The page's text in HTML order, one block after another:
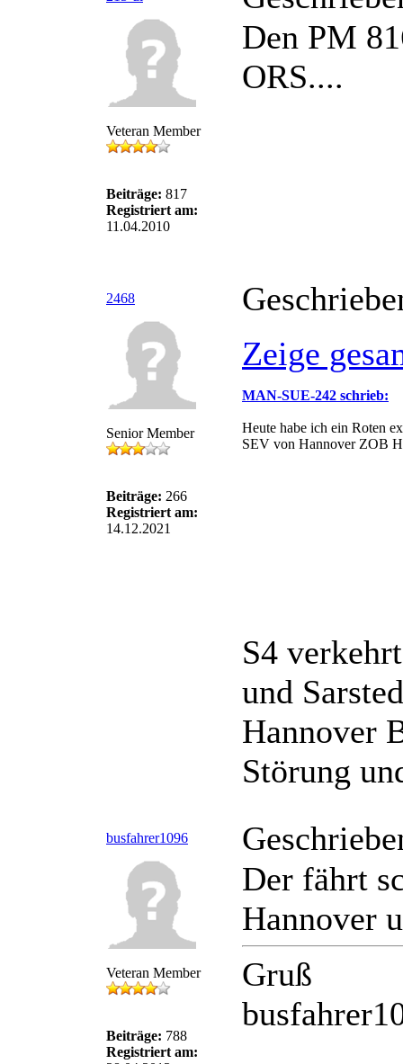
Veteran Member
Beiträge: 817
Registriert am:
11.04.2010
Den PM
ORS....
2468
Senior Member
Beiträge: 266
Registriert am:
14.12.2021
Zeige
MAN-SUE-242 schrieb:
Heute habe ich ein Roten
SEV von Hannover ZOB
S4
und
Hannover
Störung
busfahrer1096
Veteran Member
Beiträge: 788
Registriert am:
Der fährt
Hannover
Gruß